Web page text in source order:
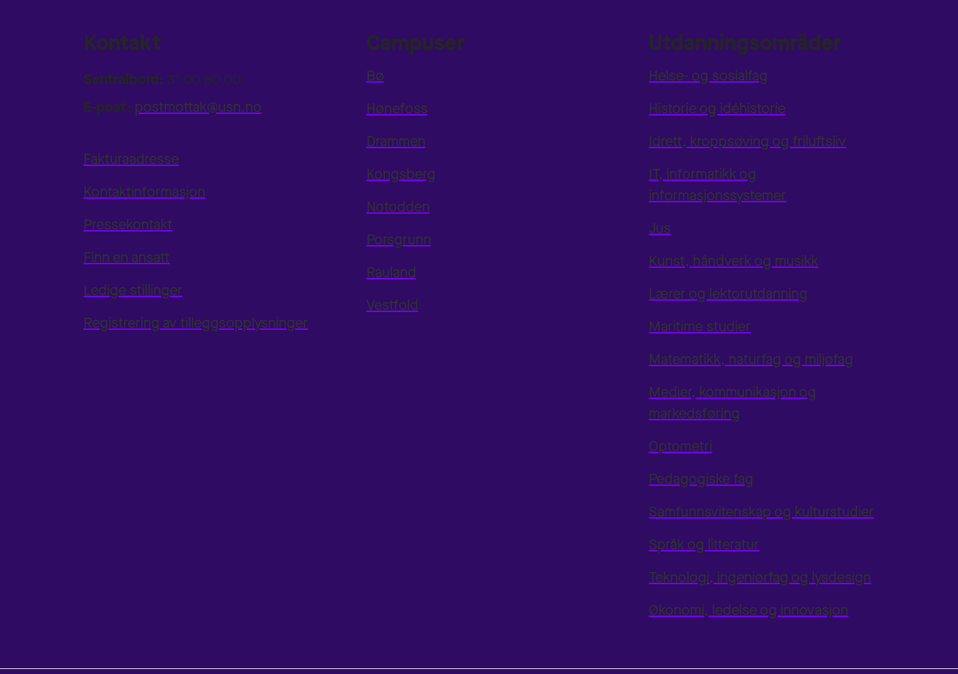
Kontakt
Sentralbord: 31 00 80 00
E-post: postmottak@usn.no
Fakturaadresse
Kontaktinformasjon
Pressekontakt
Finn en ansatt
Ledige stillinger
Registrering av tilleggsopplysninger
Campuser
Bø
Hønefoss
Drammen
Kongsberg
Notodden
Porsgrunn
Rauland
Vestfold
Utdanningsområder
Helse- og sosialfag
Historie og idéhistorie
Idrett, kroppsøving og friluftsliv
IT, informatikk og
informasjonssystemer
Jus
Kunst, håndverk og musikk
Lærer og lektorutdanning
Maritime studier
Matematikk, naturfag og miljøfag
Medier, kommunikasjon og
markedsføring
Optometri
Pedagogiske fag
Samfunnsvitenskap og kulturstudier
Språk og litteratur
Teknologi, ingeniørfag og lysdesign
Økonomi, ledelse og innovasjon